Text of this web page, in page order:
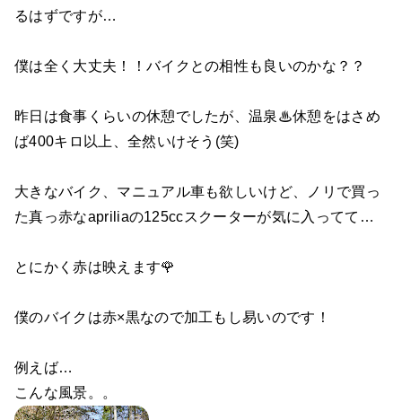
るはずですが…
僕は全く大丈夫！！バイクとの相性も良いのかな？？
昨日は食事くらいの休憩でしたが、温泉♨休憩をはさめ
ば400キロ以上、全然いけそう(笑)
大きなバイク、マニュアル車も欲しいけど、ノリで買っ
た真っ赤なapriliaの125ccスクーターが気に入ってて…
とにかく赤は映えます🌹
僕のバイクは赤×黒なので加工もし易いのです！
例えば…
こんな風景。。